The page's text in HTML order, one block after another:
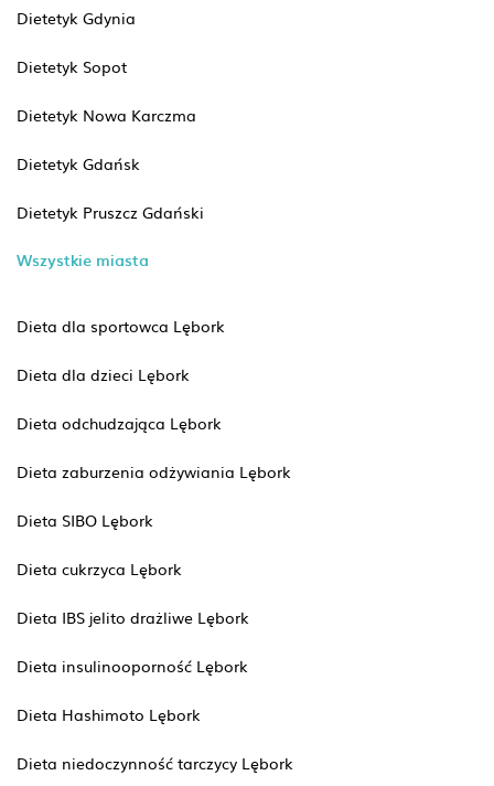
Dietetyk Gdynia
Dietetyk Sopot
Dietetyk Nowa Karczma
Dietetyk Gdańsk
Dietetyk Pruszcz Gdański
Wszystkie miasta
Dieta dla sportowca Lębork
Dieta dla dzieci Lębork
Dieta odchudzająca Lębork
Dieta zaburzenia odżywiania Lębork
Dieta SIBO Lębork
Dieta cukrzyca Lębork
Dieta IBS jelito drażliwe Lębork
Dieta insulinooporność Lębork
Dieta Hashimoto Lębork
Dieta niedoczynność tarczycy Lębork